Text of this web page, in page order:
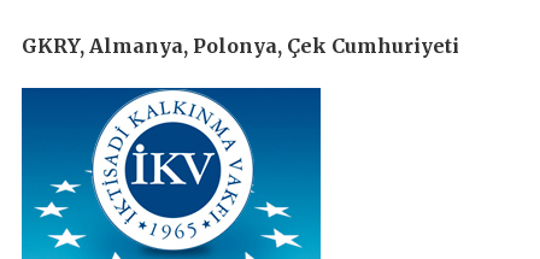
GKRY, Almanya, Polonya, Çek Cumhuriyeti